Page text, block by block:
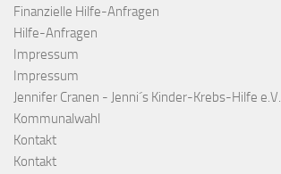
Finanzielle Hilfe-Anfragen
Hilfe-Anfragen
Impressum
Impressum
Jennifer Cranen - Jenni´s Kinder-Krebs-Hilfe e.V.
Kommunalwahl
Kontakt
Kontakt